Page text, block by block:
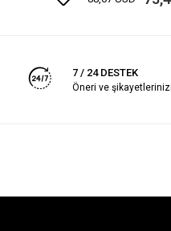
7 / 24 DESTEK
Öneri ve